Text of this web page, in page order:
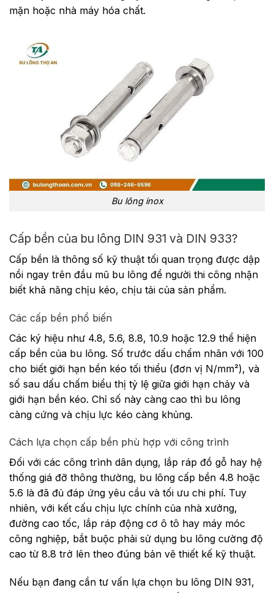
mặn hoặc nhà máy hóa chất.
Bu lông inox
Cấp bền của bu lông DIN 931 và DIN 933?
Cấp bền là thông số kỹ thuật tối quan trọng được dập
nổi ngay trên đầu mũ bu lông để người thi công nhận
biết khả năng chịu kéo, chịu tải của sản phẩm.
Các cấp bền phổ biến
Các ký hiệu như 4.8, 5.6, 8.8, 10.9 hoặc 12.9 thể hiện
cấp bền của bu lông. Số trước dấu chấm nhân với 100
cho biết giới hạn bền kéo tối thiểu (đơn vị N/mm²), và
số sau dấu chấm biểu thị tỷ lệ giữa giới hạn chảy và
giới hạn bền kéo. Chỉ số này càng cao thì bu lông
càng cứng và chịu lực kéo càng khủng.
Cách lựa chọn cấp bền phù hợp với công trình
Đối với các công trình dân dụng, lắp ráp đồ gỗ hay hệ
thống giá đỡ thông thường, bu lông cấp bền 4.8 hoặc
5.6 là đã đủ đáp ứng yêu cầu và tối ưu chi phí. Tuy
nhiên, với kết cấu chịu lực chính của nhà xưởng,
đường cao tốc, lắp ráp động cơ ô tô hay máy móc
công nghiệp, bắt buộc phải sử dụng bu lông cường độ
cao từ 8.8 trở lên theo đúng bản vẽ thiết kế kỹ thuật.
Nếu bạn đang cần tư vấn lựa chọn bu lông DIN 931,